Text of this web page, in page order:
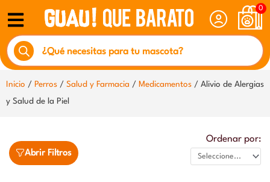
contenido
0
Búsqueda
de
productos
Inicio / Perros / Salud y Farmacia / Medicamentos / Alivio de Alergias
y Salud de la Piel
Abrir Filtros
Ordenar por: